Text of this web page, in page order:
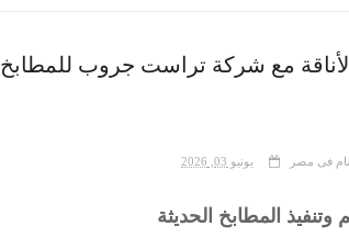
مع شركة تراست جروب للمطابخ
يونيو 03, 2026
المطابخ الحديثة